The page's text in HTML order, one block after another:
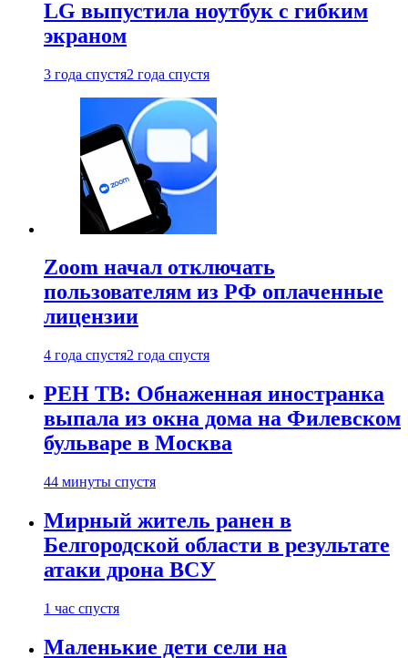
LG выпустила ноутбук с гибким
экраном
3 года спустя2 года спустя
Zoom начал отключать
пользователям из РФ оплаченные
лицензии
4 года спустя2 года спустя
РЕН ТВ: Обнаженная иностранка
выпала из окна дома на Филевском
бульваре в Москва
44 минуты спустя
Мирный житель ранен в
Белгородской области в результате
атаки дрона ВСУ
1 час спустя
Маленькие дети сели на